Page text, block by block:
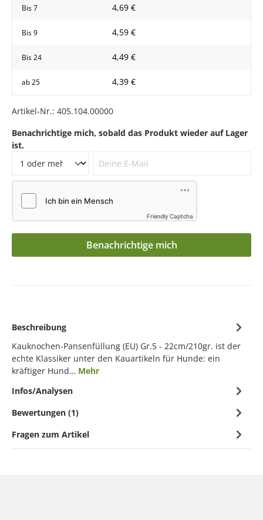
Bis7 4,69 €
Bis9 4,59 €
Bis24 4,49 €
ab25 4,39 €
Artikel-Nr.: 405.104.00000
Benachrichtige mich, sobald das Produkt wieder auf Lager
ist.
Friendly Captcha
Benachrichtige mich
Beschreibung
Kauknochen-Pansenfüllung (EU) Gr.5 - 22cm/210gr. ist der
echte Klassiker unter den Kauartikeln für Hunde: ein
kräftiger Hund… Mehr
Infos/Analysen
Bewertungen (1)
Fragen zum Artikel